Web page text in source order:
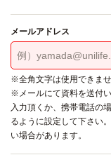
メールアドレス
※全角文字は使用できませ
※メールにて資料を送付
入力頂くか、携帯電話の
るように設定して下さい
い場合があります。